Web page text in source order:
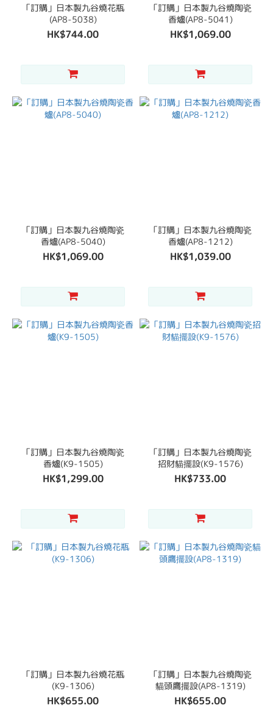
「訂購」日本製九谷燒花瓶
(AP8-5038)
HK$744.00
「訂購」日本製九谷燒陶瓷
香爐(AP8-5041)
HK$1,069.00
「訂購」日本製九谷燒陶瓷
香爐(AP8-5040)
HK$1,069.00
「訂購」日本製九谷燒陶瓷
香爐(AP8-1212)
HK$1,039.00
「訂購」日本製九谷燒陶瓷
香爐(K9-1505)
HK$1,299.00
「訂購」日本製九谷燒陶瓷
招財貓擺設(K9-1576)
HK$733.00
「訂購」日本製九谷燒花瓶
(K9-1306)
HK$655.00
「訂購」日本製九谷燒陶瓷
貓頭鷹擺設(AP8-1319)
HK$655.00